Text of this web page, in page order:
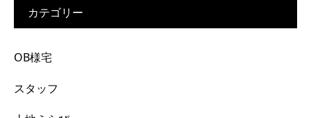
カテゴリー
OB様宅
スタッフ